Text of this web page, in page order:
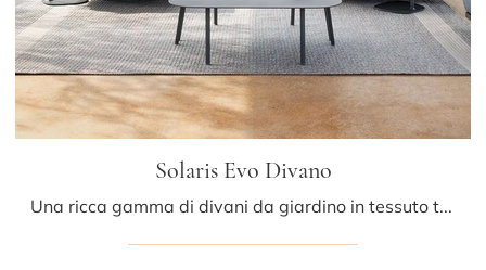
Solaris Evo Divano
Una ricca gamma di divani da giardino in tessuto ti attende nel nostro punto vendita: clicca e scopri il modello Solaris Evo Divano di Fast.